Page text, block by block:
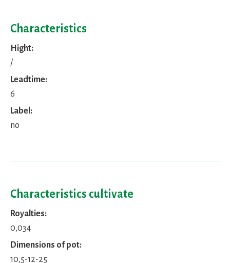
Characteristics
Hight:
/
Leadtime:
6
Label:
no
Characteristics cultivate
Royalties:
0,034
Dimensions of pot:
10,5-12-25